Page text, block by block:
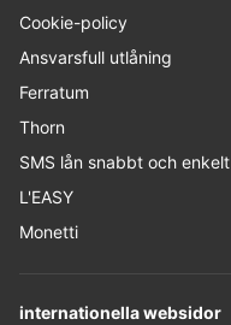
Cookie-policy
Ansvarsfull utlåning
Ferratum
Thorn
SMS lån snabbt och enkelt
L'EASY
Monetti
internationella websidor